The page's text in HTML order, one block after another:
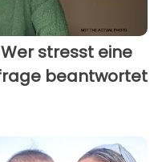
stresst eine
beantwortet